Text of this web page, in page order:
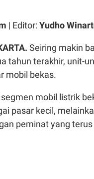
| Editor: Yudho
Seiring makin
tahun terakhir, unit-
mobil bekas.
mobil listrik
pasar kecil,
peminat yang